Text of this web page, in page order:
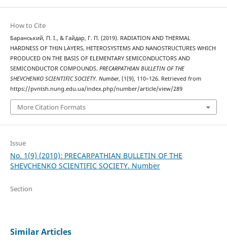
How to Cite
Баранський, П. І., & Гайдар, Г. П. (2019). RADIATION AND THERMAL
HARDNESS OF THIN LAYERS, HETEROSYSTEMS AND NANOSTRUCTURES WHICH
PRODUCED ON THE BASIS OF ELEMENTARY SEMICONDUCTORS AND
SEMICONDUCTOR COMPOUNDS. PRECARPATHIAN BULLETIN OF THE
SHEVCHENKO SCIENTIFIC SOCIETY. Number, (1(9), 110–126. Retrieved from
https://pvntsh.nung.edu.ua/index.php/number/article/view/289
More Citation Formats
Issue
No. 1(9) (2010): PRECARPATHIAN BULLETIN OF THE
SHEVCHENKO SCIENTIFIC SOCIETY. Number
Section
Similar Articles